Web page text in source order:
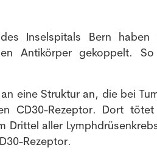
Inselspitals Bern
Antikörper gekoppelt.
eine Struktur an, die bei
CD30-Rezeptor. Dort
Drittel aller
Rezeptor.
und News aus der